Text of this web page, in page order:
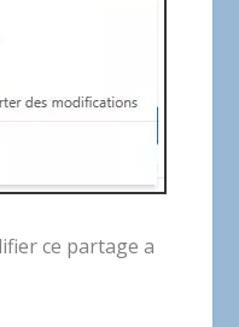
ce partage a